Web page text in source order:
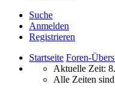
Suche
Anmelden
Registrieren
Startseite Foren-
Aktuelle Zeit:
Alle Zeiten sind